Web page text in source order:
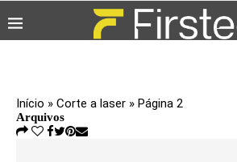
Início » Corte a laser » Página 2
Arquivos